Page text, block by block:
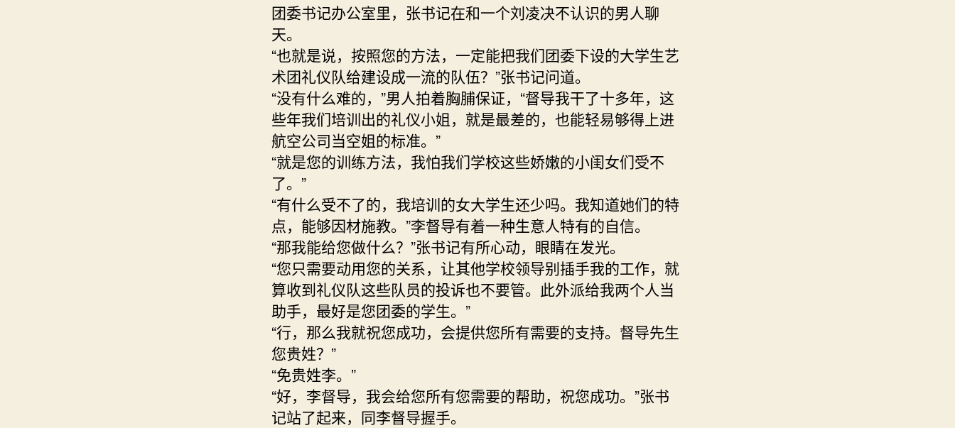
团委书记办公室里，张书记在和一个刘凌决不认识的男人聊
天。
“也就是说，按照您的方法，一定能把我们团委下设的大学生艺
术团礼仪队给建设成一流的队伍？”张书记问道。
“没有什么难的，”男人拍着胸脯保证，“督导我干了十多年，这
些年我们培训出的礼仪小姐，就是最差的，也能轻易够得上进
航空公司当空姐的标准。”
“就是您的训练方法，我怕我们学校这些娇嫩的小闺女们受不
了。”
“有什么受不了的，我培训的女大学生还少吗。我知道她们的特
点，能够因材施教。”李督导有着一种生意人特有的自信。
“那我能给您做什么？”张书记有所心动，眼睛在发光。
“您只需要动用您的关系，让其他学校领导别插手我的工作，就
算收到礼仪队这些队员的投诉也不要管。此外派给我两个人当
助手，最好是您团委的学生。”
“行，那么我就祝您成功，会提供您所有需要的支持。督导先生
您贵姓？”
“免贵姓李。”
“好，李督导，我会给您所有您需要的帮助，祝您成功。”张书
记站了起来，同李督导握手。